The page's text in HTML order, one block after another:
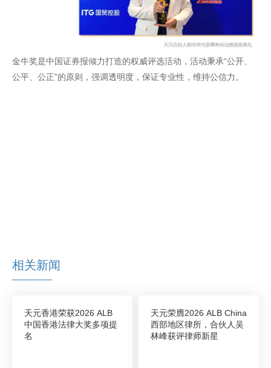
金牛奖是中国证券报倾力打造的权威评选活动，活动秉承“公开、
公平、公正”的原则，强调透明度，保证专业性，维持公信力。
相关新闻
天元香港荣获2026 ALB
中国香港法律大奖多项提
名
天元荣膺2026 ALB China
西部地区律所，合伙人吴
林峰获评律师新星